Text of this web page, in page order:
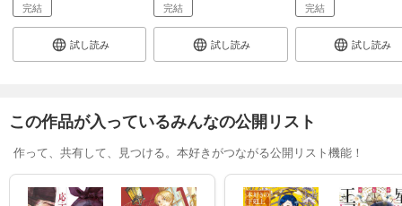
完結
試し読み
完結
試し読み
完結
試し読み
この作品が入っているみんなの公開リスト
作って、共有して、見つける。本好きがつながる公開リスト機能！